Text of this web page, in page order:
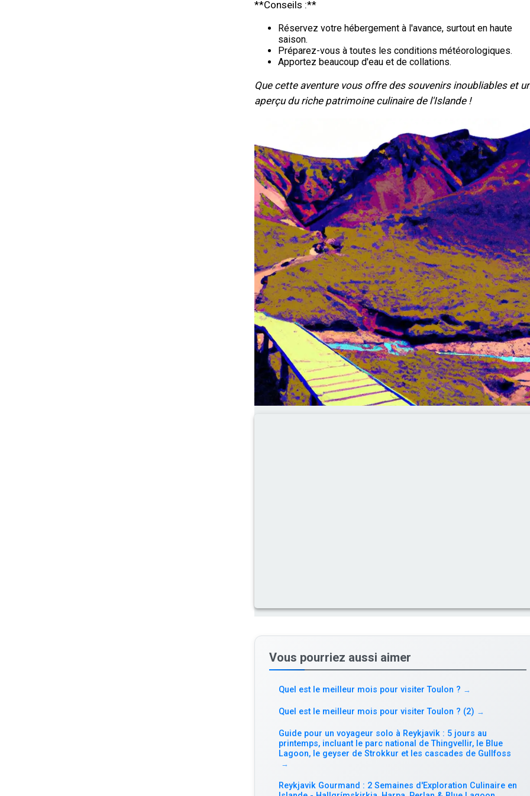
**Conseils :**
Réservez votre hébergement à l'avance, surtout en haute
saison.
Préparez-vous à toutes les conditions météorologiques.
Apportez beaucoup d'eau et de collations.
Que cette aventure vous offre des souvenirs inoubliables et
aperçu du riche patrimoine culinaire de l'Islande !
Vous pourriez aussi aimer
Quel est le meilleur mois pour visiter Toulon ? →
Quel est le meilleur mois pour visiter Toulon ? (2) →
Guide pour un voyageur solo à Reykjavik : 5 jours au
printemps, incluant le parc national de Thingvellir, le Blue
Lagoon, le geyser de Strokkur et les cascades de Gullfoss
→
Reykjavik Gourmand : 2 Semaines d'Exploration Culinaire en